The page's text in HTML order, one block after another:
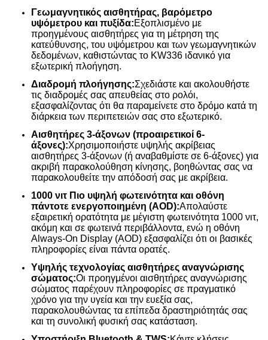
Γεωμαγνητικός αισθητήρας, βαρόμετρο
υψόμετρου και πυξίδα:Εξοπλισμένο με
προηγμένους αισθητήρες για τη μέτρηση της
κατεύθυνσης, του υψόμετρου και των γεωμαγνητικών
δεδομένων, καθιστώντας το KW336 ιδανικό για
εξωτερική πλοήγηση.
Διαδρομή πλοήγησης:Σχεδιάστε και ακολουθήστε
τις διαδρομές σας απευθείας στο ρολόι,
εξασφαλίζοντας ότι θα παραμείνετε στο δρόμο κατά τη
διάρκεια των περιπετειών σας στο εξωτερικό.
Αισθητήρες 3-άξονων (προαιρετικοί 6-
άξονες):Χρησιμοποιήστε υψηλής ακρίβειας
αισθητήρες 3-άξονων (ή αναβαθμίστε σε 6-άξονες) για
ακριβή παρακολούθηση κίνησης, βοηθώντας σας να
παρακολουθείτε την απόδοσή σας με ακρίβεια.
1000 νιτ Πιο υψηλή φωτεινότητα και οθόνη
πάντοτε ενεργοποιημένη (AOD):Απολαύστε
εξαιρετική ορατότητα με μέγιστη φωτεινότητα 1000 νιτ,
ακόμη και σε φωτεινά περιβάλλοντα, ενώ η οθόνη
Always-On Display (AOD) εξασφαλίζει ότι οι βασικές
πληροφορίες είναι πάντα ορατές.
Υψηλής τεχνολογίας αισθητήρες αναγνώρισης
σώματος:Οι προηγμένοι αισθητήρες αναγνώρισης
σώματος παρέχουν πληροφορίες σε πραγματικό
χρόνο για την υγεία και την ευεξία σας,
παρακολουθώντας τα επίπεδα δραστηριότητάς σας
και τη συνολική φυσική σας κατάσταση.